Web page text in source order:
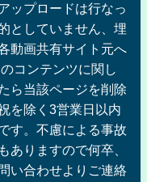
ップロードは行なっ
としていません、埋
動画共有サイト元へ
コンテンツに関し
ら当該ページを削除
を除く3営業日以内
す。不慮による事故
ありますので何卒、
い合わせよりご連絡